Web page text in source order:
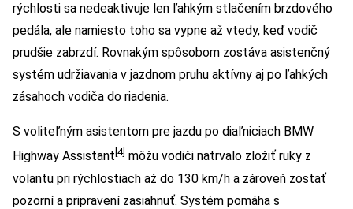
rýchlosti sa nedeaktivuje len ľahkým stlačením brzdového
pedála, ale namiesto toho sa vypne až vtedy, keď vodič
prudšie zabrzdí. Rovnakým spôsobom zostáva asistenčný
systém udržiavania v jazdnom pruhu aktívny aj po ľahkých
zásahoch vodiča do riadenia.
S voliteľným asistentom pre jazdu po diaľniciach BMW
Highway Assistant [4] môžu vodiči natrvalo zložiť ruky z
volantu pri rýchlostiach až do 130 km/h a zároveň zostať
pozorní a pripravení zasiahnuť. Systém pomáha s